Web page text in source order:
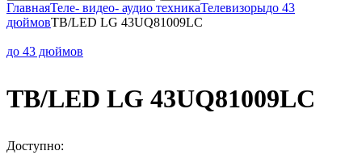
ГлавнаяТеле- видео- аудио техникаТелевизорыдо 43
дюймовTB/LED LG 43UQ81009LC
до 43 дюймов
TB/LED LG 43UQ81009LC
Доступно: